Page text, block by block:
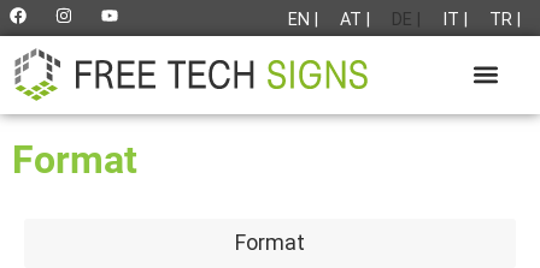
EN | AT | DE | IT | TR |
Format
Format